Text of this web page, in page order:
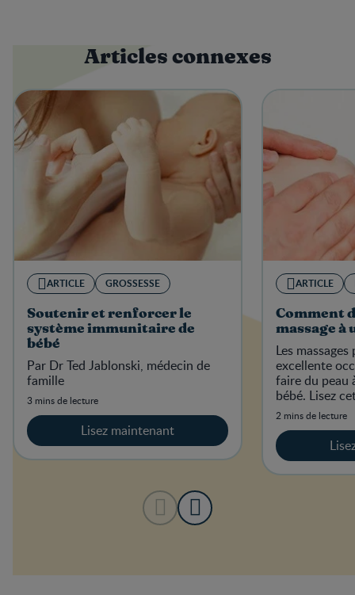
Articles connexes
ARTICLE GROSSESSE
Soutenir et renforcer le
système immunitaire de
bébé
Par Dr Ted Jablonski, médecin de
famille
3 mins de lecture
Lisez maintenant
ARTICLE
Comment
massage à
Les
excellente
faire du peau
bébé. Lisez
savoir
2 mins de lecture